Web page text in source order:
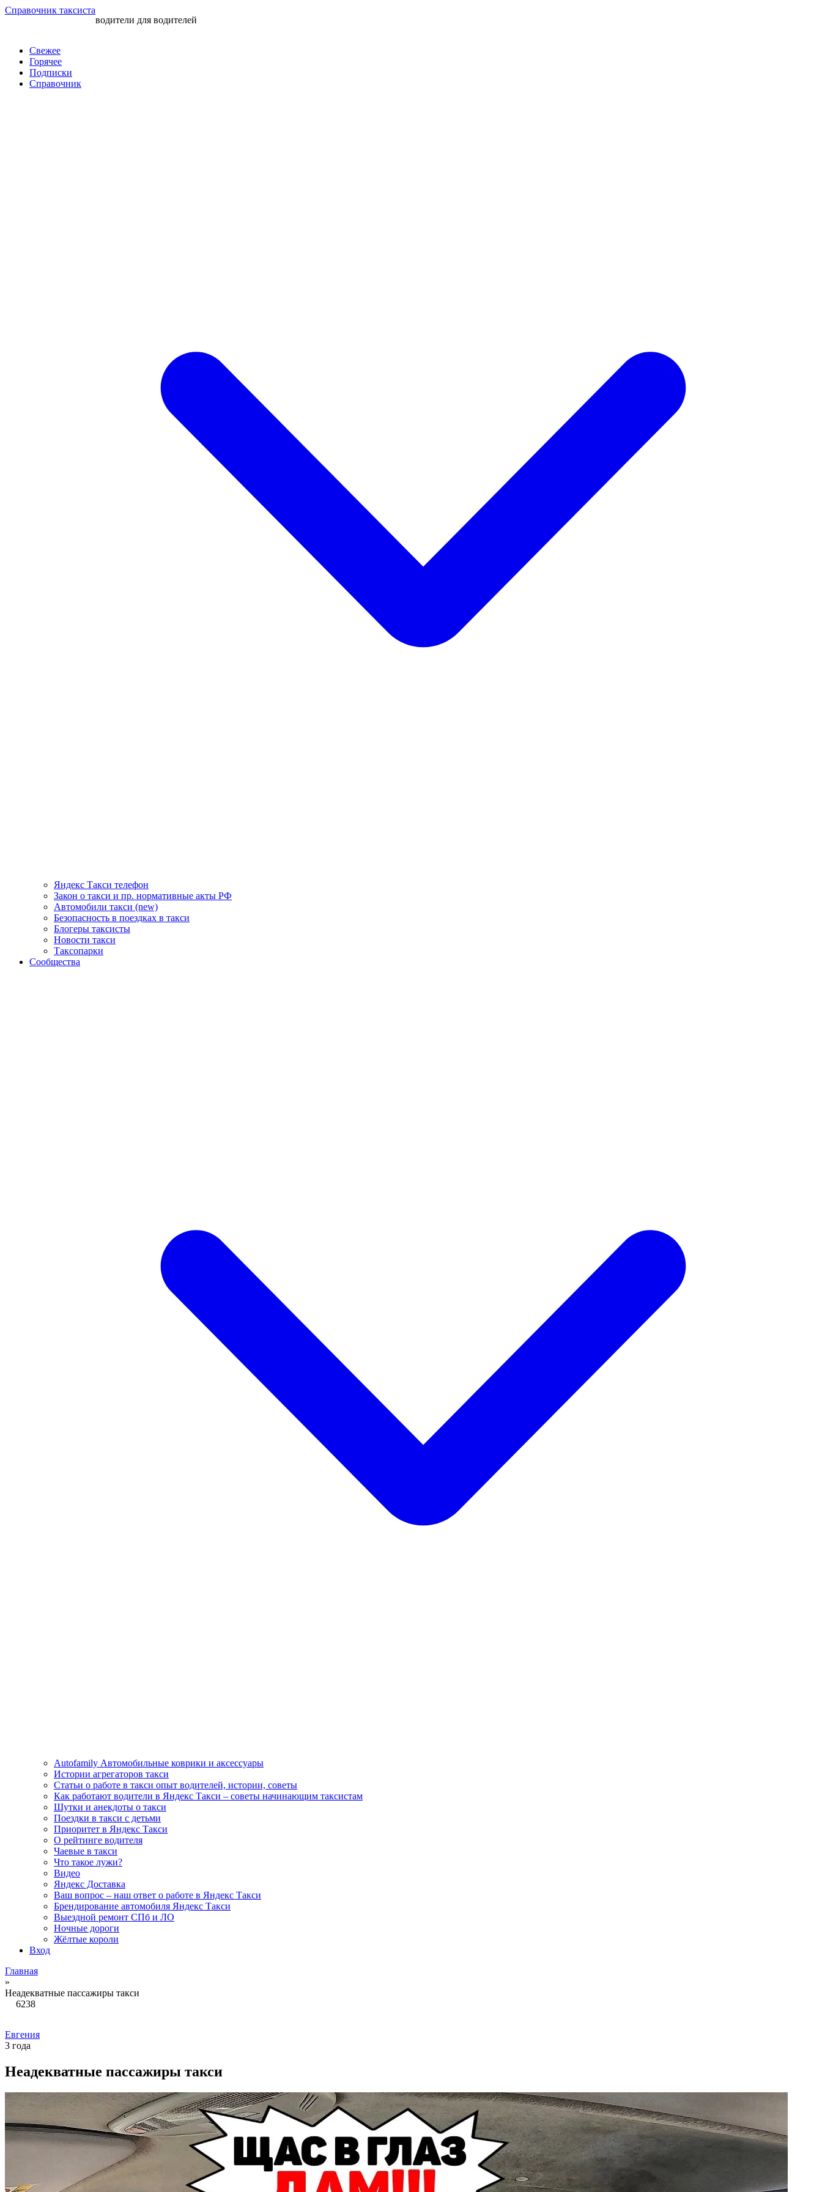
Перейти
Справочник таксиста
водители для водителей
Свежее
Горячее
Подписки
Справочник
Яндекс Такси телефон
Закон о такси и пр. нормативные акты РФ
Автомобили такси (new)
Безопасность в поездках в такси
Блогеры таксисты
Новости такси
Таксопарки
Сообщества
Autofamily Автомобильные коврики и аксессуары
Истории агрегаторов такси
Статьи о работе в такси опыт водителей, истории, советы
Как работают водители в Яндекс Такси – советы начинающим таксистам
Шутки и анекдоты о такси
Поездки в такси с детьми
Приоритет в Яндекс Такси
О рейтинге водителя
Чаевые в такси
Что такое лужи?
Видео
Яндекс Доставка
Ваш вопрос – наш ответ о работе в Яндекс Такси
Брендирование автомобиля Яндекс Такси
Выездной ремонт СПб и ЛО
Ночные дороги
Жёлтые короли
Вход
Главная
»
Неадекватные пассажиры такси
6238
Евгения
3 года
Неадекватные пассажиры такси